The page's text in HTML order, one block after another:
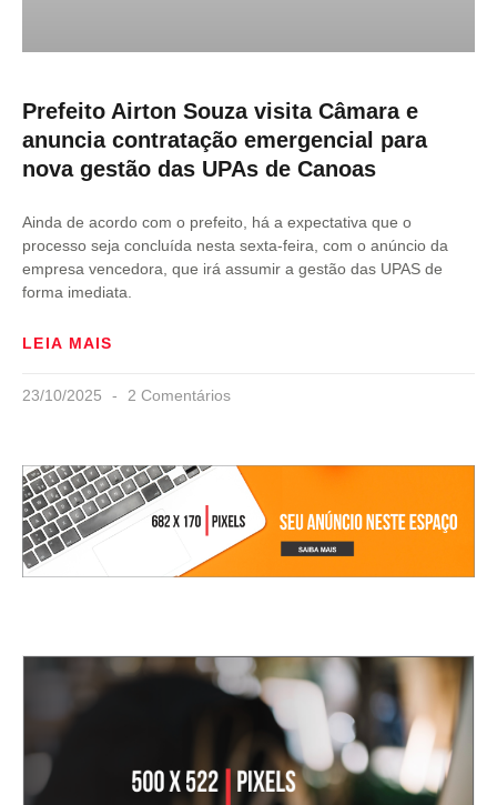
Prefeito Airton Souza visita Câmara e
anuncia contratação emergencial para
nova gestão das UPAs de Canoas
Ainda de acordo com o prefeito, há a expectativa que o
processo seja concluída nesta sexta-feira, com o anúncio da
empresa vencedora, que irá assumir a gestão das UPAS de
forma imediata.
LEIA MAIS
23/10/2025 2 Comentários